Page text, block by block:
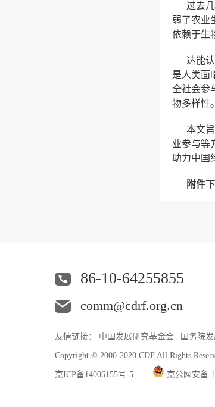
过去
弱了农业
依赖于生
达能
是人类面
全社会参
物多样性。
本文
业参与等
助力中国
附件下
86-10-64255855
comm@cdrf.org.cn
友情链接： 中国发展研究基金会 国务院
Copyright © 2000-2020 CDF All Rights
京ICP备14006155号-5 京公网安备